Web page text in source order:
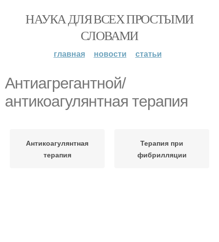
НАУКА ДЛЯ ВСЕХ ПРОСТЫМИ
СЛОВАМИ
главная новости статьи
Антиагрегантной/
антикоагулянтная терапия
Антикоагулянтная
терапия
Терапия при
фибрилляции